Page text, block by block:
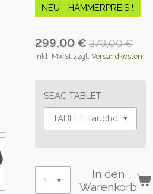
NEU - HAMMERPREIS !
299,00 € 379,00 €
inkl. MwSt zzgl. Versandkosten
SEAC TABLET
In den
Warenkorb